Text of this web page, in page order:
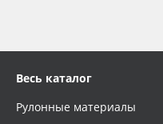
Весь каталог
Рулонные материалы